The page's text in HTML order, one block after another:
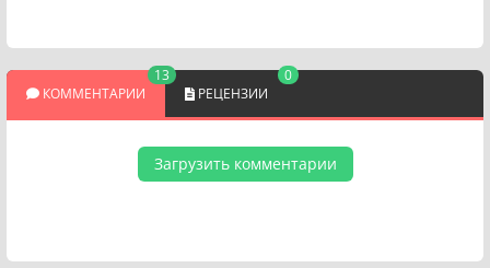
КОММЕНТАРИИ
13
РЕЦЕНЗИИ
0
Загрузить комментарии